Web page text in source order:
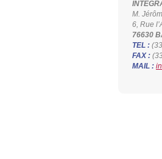
M.
6, Rue
76630
TEL :
FAX :
MAIL :